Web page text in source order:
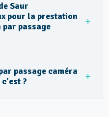
Saur
pour la prestation
passage
passage caméra
c'est ?